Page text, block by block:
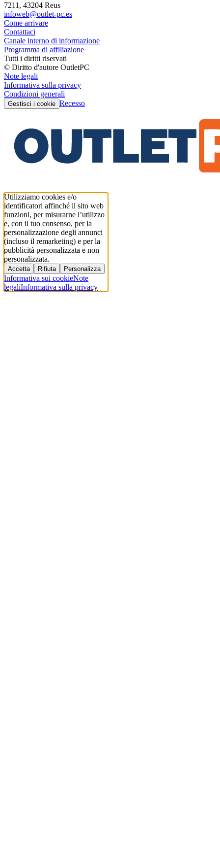
7211, 43204 Reus
infoweb@outlet-pc.es
Come arrivare
Contattaci
Canale interno di informazione
Programma di affiliazione
Tutti i diritti riservati
© Diritto d'autore OutletPC
Note legali
Informativa sulla privacy
Condizioni generali
Gestisci i cookie Recesso
Utilizziamo cookies e/o
identificatori affinché il sito web
funzioni, per misurarne l’utilizzo
e, con il tuo consenso, per la
personalizzazione degli annunci
(incluso il remarketing) e per la
pubblicità personalizzata e non
personalizzata.
Accetta Rifiuta Personalizza
Informativa sui cookieNote
legaliInformativa sulla privacy